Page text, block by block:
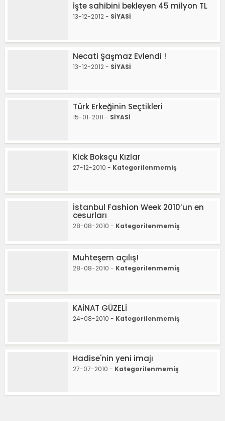
İşte sahibini bekleyen 45 milyon TL
13-12-2012 - SİYASİ
Necati Şaşmaz Evlendi !
13-12-2012 - SİYASİ
Türk Erkeğinin Seçtikleri
15-01-2011 - SİYASİ
Kick Boksçu Kızlar
27-12-2010 - Kategorilenmemiş
İstanbul Fashion Week 2010’un en
cesurları
28-08-2010 - Kategorilenmemiş
Muhteşem açılış!
28-08-2010 - Kategorilenmemiş
KAİNAT GÜZELİ
24-08-2010 - Kategorilenmemiş
Hadise'nin yeni imajı
27-07-2010 - Kategorilenmemiş